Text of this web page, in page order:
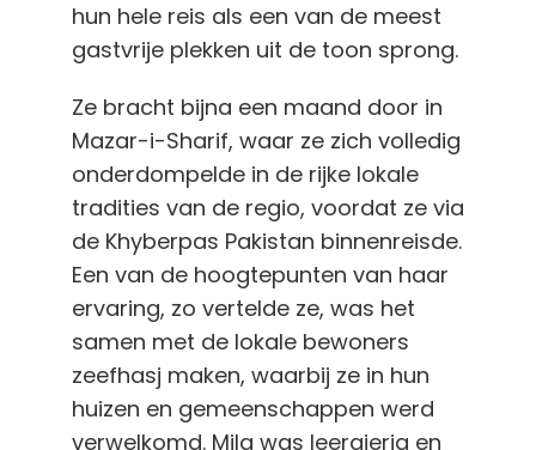
hun hele reis als een van de meest
gastvrije plekken uit de toon sprong.
Ze bracht bijna een maand door in
Mazar-i-Sharif, waar ze zich volledig
onderdompelde in de rijke lokale
tradities van de regio, voordat ze via
de Khyberpas Pakistan binnenreisde.
Een van de hoogtepunten van haar
ervaring, zo vertelde ze, was het
samen met de lokale bewoners
zeefhasj maken, waarbij ze in hun
huizen en gemeenschappen werd
verwelkomd. Mila was leergierig en